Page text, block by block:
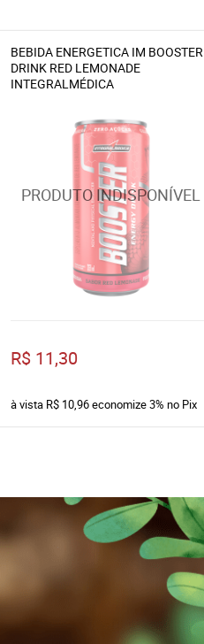
BEBIDA ENERGETICA IM BOOSTER
DRINK RED LEMONADE
INTEGRALMÉDICA
R$ 11,30
à vista R$ 10,96economize3% no Pix